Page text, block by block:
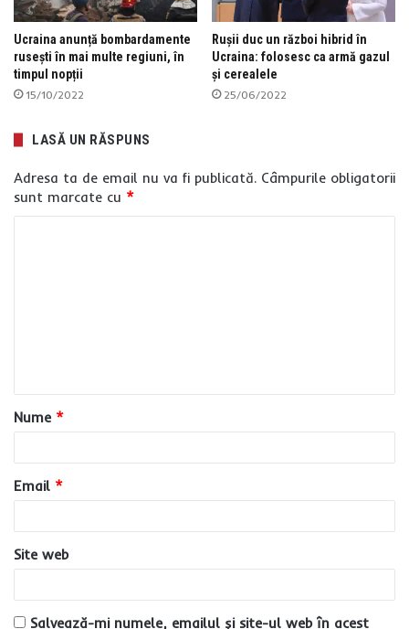
Ucraina anunță bombardamente
rusești în mai multe regiuni, în
timpul nopții
15/10/2022
Rușii duc un război hibrid în
Ucraina: folosesc ca armă gazul
și cerealele
25/06/2022
LASĂ UN RĂSPUNS
Adresa ta de email nu va fi publicată. Câmpurile obligatorii
sunt marcate cu *
a
r
*
Nume *
Email *
Site web
Salvează-mi numele, emailul și site-ul web în acest